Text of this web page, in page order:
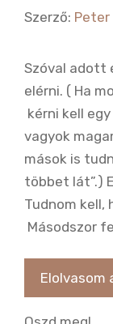
Szerző: Peter
Szóval adott
elérni. ( Ha
kérni kell
vagyok
mások is
többet lát”.)
Tudnom kell,
Másodszor
Elolvasom